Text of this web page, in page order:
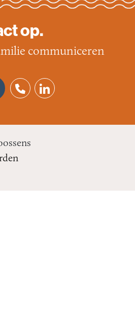
op.
communiceren